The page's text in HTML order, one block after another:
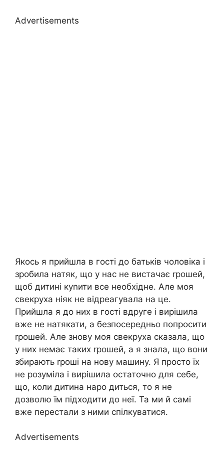
Advertisements
Якось я прийшла в гості до батьків чоловіка і
зробила натяк, що у нас не вистачає rрошей,
щоб дитині куnити все необхідне. Але моя
свекруха ніяк не відреагувала на це.
Прийшла я до них в гості вдруге і вирішила
вже не натякати, а безпосередньо попросити
rрошей. Але знову моя свекруха сказала, що
у них немає таких rрошей, а я знала, що вони
збирають rроші на нову машину. Я просто їх
не розуміла і вирішила остаточно для себе,
що, коли дитина наро диться, то я не
дозволю їм підходити до неї. Та ми й самі
вже перестали з ними спілкуватися.
Advertisements